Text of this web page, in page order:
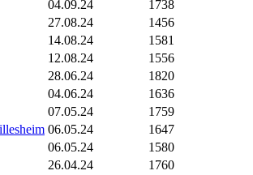
04.09.24
1738
27.08.24
1456
14.08.24
1581
12.08.24
1556
28.06.24
1820
04.06.24
1636
07.05.24
1759
06.05.24
1647
06.05.24
1580
26.04.24
1760